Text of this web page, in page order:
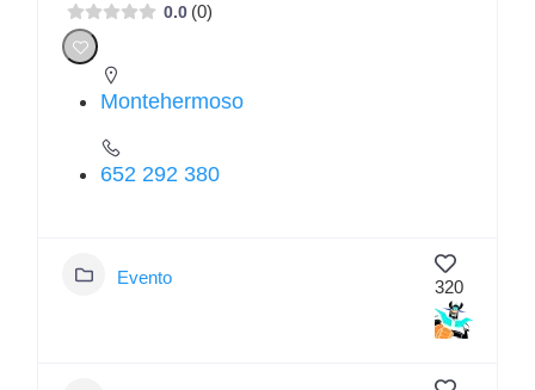
0.0 (0)
Montehermoso
652 292 380
Evento 320